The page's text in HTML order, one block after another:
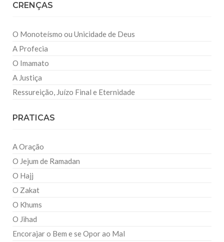
CRENÇAS
O Monoteísmo ou Unicidade de Deus
A Profecia
O Imamato
A Justiça
Ressureição, Juízo Final e Eternidade
PRATICAS
A Oração
O Jejum de Ramadan
O Hajj
O Zakat
O Khums
O Jihad
Encorajar o Bem e se Opor ao Mal